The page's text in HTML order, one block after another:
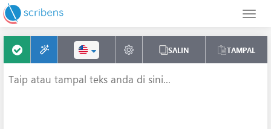
SALIN TAMPAL